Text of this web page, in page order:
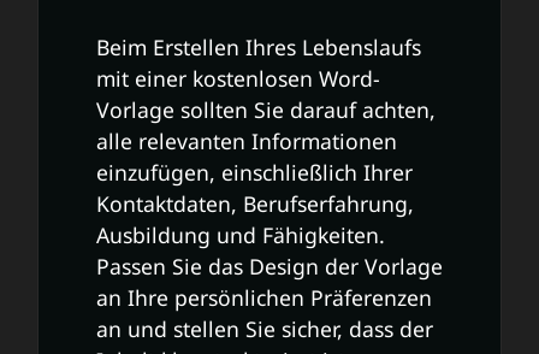
Beim Erstellen Ihres Lebenslaufs
mit einer kostenlosen Word-
Vorlage sollten Sie darauf achten,
alle relevanten Informationen
einzufügen, einschließlich Ihrer
Kontaktdaten, Berufserfahrung,
Ausbildung und Fähigkeiten.
Passen Sie das Design der Vorlage
an Ihre persönlichen Präferenzen
an und stellen Sie sicher, dass der